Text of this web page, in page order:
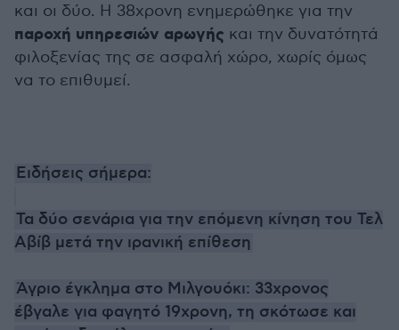
και οι δύο. Η 38χρονη ενημερώθηκε για την
παροχή υπηρεσιών αρωγής και την δυνατότητά
φιλοξενίας της σε ασφαλή χώρο, χωρίς όμως
να το επιθυμεί.
Ειδήσεις σήμερα:
Τα δύο σενάρια για την επόμενη κίνηση του Τελ
Αβίβ μετά την ιρανική επίθεση
Άγριο έγκλημα στο Μιλγουόκι: 33χρονος
έβγαλε για φαγητό 19χρονη, τη σκότωσε και